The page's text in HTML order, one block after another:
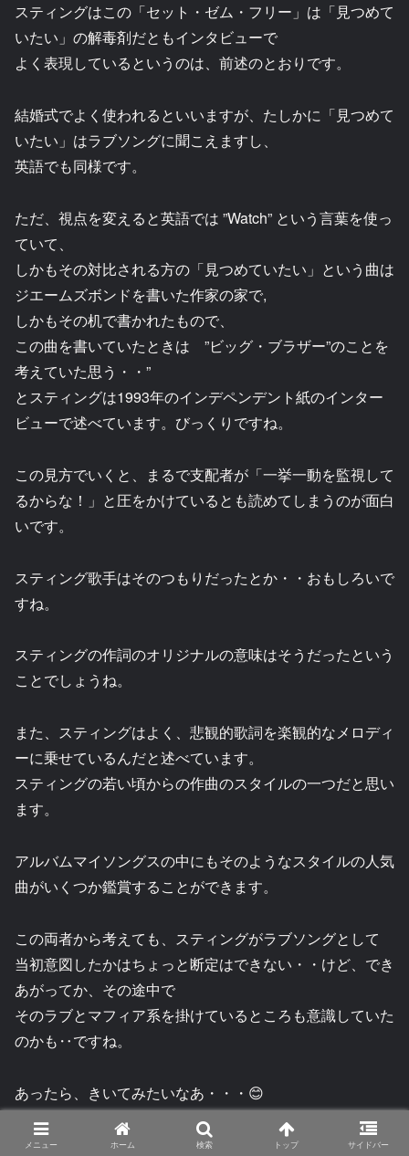
スティングはこの「セット・ゼム・フリー」は「見つめて
いたい」の解毒剤だともインタビューで
よく表現しているというのは、前述のとおりです。
結婚式でよく使われるといいますが、たしかに「見つめて
いたい」はラブソングに聞こえますし、
英語でも同様です。
ただ、視点を変えると英語では ”Watch” という言葉を使っ
ていて、
しかもその対比される方の「見つめていたい」という曲は
ジエームズボンドを書いた作家の家で,
しかもその机で書かれたもので、
この曲を書いていたときは ”ビッグ・ブラザー”のことを
考えていた思う・・”
とスティングは1993年のインデペンデント紙のインター
ビューで述べています。びっくりですね。
この見方でいくと、まるで支配者が「一挙一動を監視して
るからな！」と圧をかけているとも読めてしまうのが面白
いです。
スティング歌手はそのつもりだったとか・・おもしろいで
すね。
スティングの作詞のオリジナルの意味はそうだったという
ことでしょうね。
また、スティングはよく、悲観的歌詞を楽観的なメロディ
ーに乗せているんだと述べています。
スティングの若い頃からの作曲のスタイルの一つだと思い
ます。
アルバムマイソングスの中にもそのようなスタイルの人気
曲がいくつか鑑賞することができます。
この両者から考えても、スティングがラブソングとして
当初意図したかはちょっと断定はできない・・けど、でき
あがってか、その途中で
そのラブとマフィア系を掛けているところも意識していた
のかも‥ですね。
あったら、きいてみたいなあ・・・😊
さて、彼の作曲の通常スタイルは、メロデイーを先につく
メニュー ホーム 検索 トップ サイドバー